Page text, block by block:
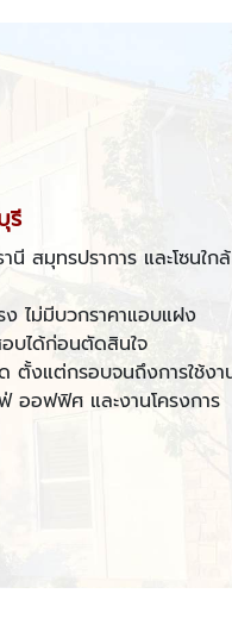
รี
สมุทรปราการ และโซนใกล้
ง ไม่มีบวกราคาแอบแฝง
บได้ก่อนตัดสินใจ
งแต่กรอบจนถึงการใช้งา
ออฟฟิศ และงานโครงการ